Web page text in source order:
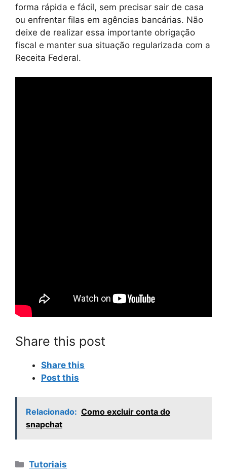
forma rápida e fácil, sem precisar sair de casa
ou enfrentar filas em agências bancárias. Não
deixe de realizar essa importante obrigação
fiscal e manter sua situação regularizada com a
Receita Federal.
Share this post
Share this
Post this
Relacionado: Como excluir conta do
snapchat
Categorias
Tutoriais